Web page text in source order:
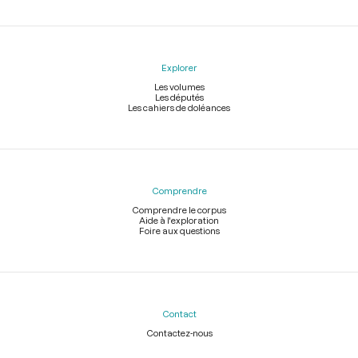
Explorer
Les volumes
Les députés
Les cahiers de doléances
Comprendre
Comprendre le corpus
Aide à l'exploration
Foire aux questions
Contact
Contactez-nous